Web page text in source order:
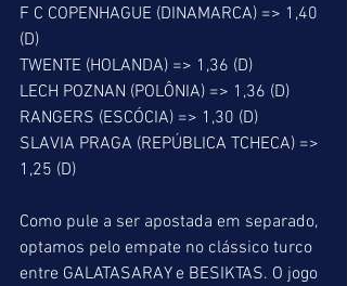
F C COPENHAGUE (DINAMARCA) => 1,40
(D)
TWENTE (HOLANDA) => 1,36 (D)
LECH POZNAN (POLÔNIA) => 1,36 (D)
RANGERS (ESCÓCIA) => 1,30 (D)
SLAVIA PRAGA (REPÚBLICA TCHECA) =>
1,25 (D)
Como pule a ser apostada em separado,
optamos pelo empate no clássico turco
entre GALATASARAY e BESIKTAS. O jogo